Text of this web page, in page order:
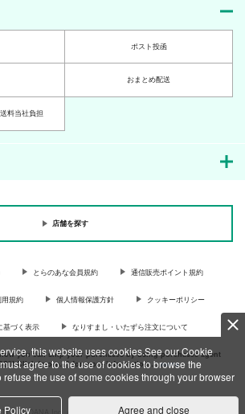
this website uses cookies.See our Cookie
agree to the use of cookies to browse the
the use of some cookies through your browser
Policy
Agree and close
ポスト投函
おまとめ配送
料当社負担
店舗を探す
とらのあな会員規約 通信販売ポイント規約
規約 個人情報保護方針 クッキーポリシー
基づく表示 なりすまし・いたずら注文について
you can ship your purchases by using purchases agent
Click {more…} for more information …more
Inc, All Rights Reserved.